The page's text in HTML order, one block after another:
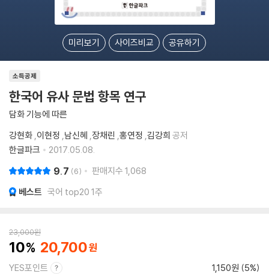
미리보기 사이즈비교 공유하기
소득공제
한국어 유사 문법 항목 연구
담화 기능에 따른
강현화 ,이현정 ,남신혜 ,장채린 ,홍연정 ,김강희 공저
한글파크
2017.05.08.
9.7 6 판매지수 1,068
베스트 국어 top20 1주
23,000원
10 20,700
YES포인트 1,150원 (5%)